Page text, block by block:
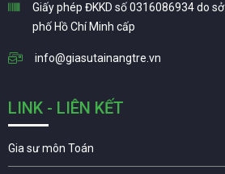
Giấy phép ĐKKD số 0316086934 do
phố Hồ Chí Minh cấp
info@giasutainangtre.vn
LINK - LIÊN KẾT
Gia sư môn Toán